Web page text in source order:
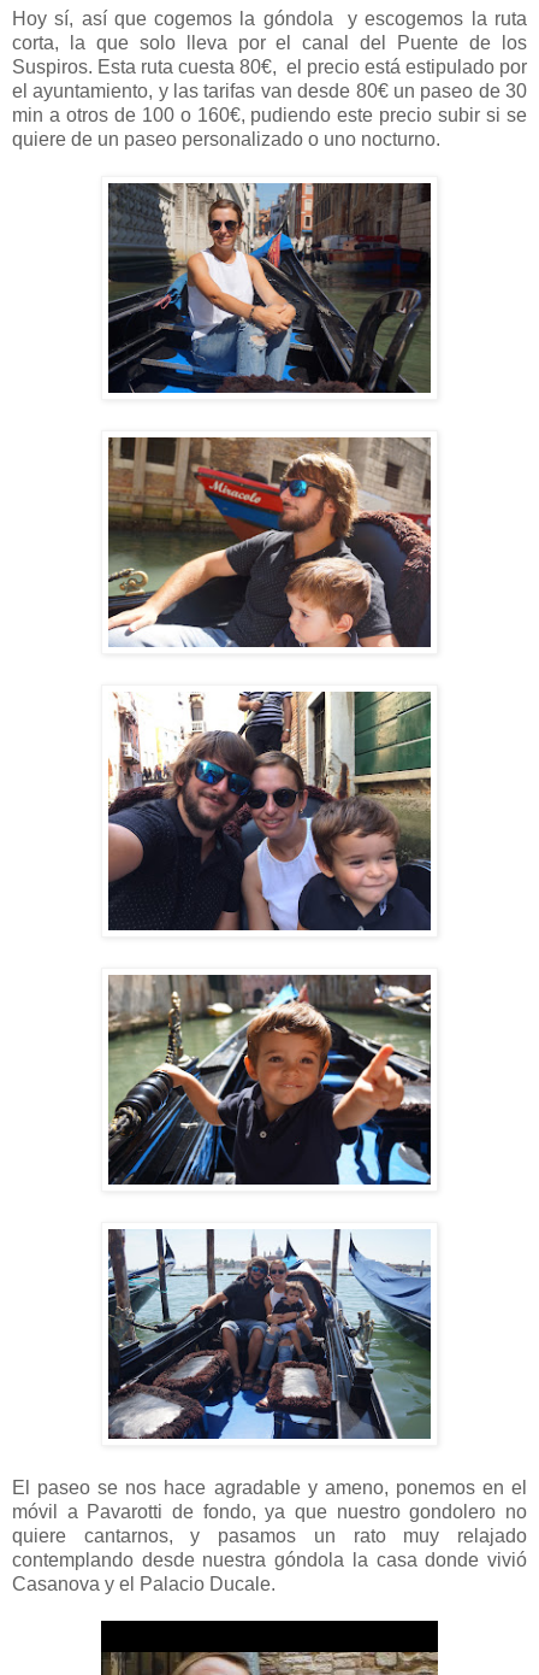
Hoy sí, así que cogemos la góndola y escogemos la ruta
corta, la que solo lleva por el canal del Puente de los
Suspiros. Esta ruta cuesta 80€, el precio está estipulado por
el ayuntamiento, y las tarifas van desde 80€ un paseo de 30
min a otros de 100 o 160€, pudiendo este precio subir si se
quiere de un paseo personalizado o uno nocturno.
El paseo se nos hace agradable y ameno, ponemos en el
móvil a Pavarotti de fondo, ya que nuestro gondolero no
quiere cantarnos, y pasamos un rato muy relajado
contemplando desde nuestra góndola la casa donde vivió
Casanova y el Palacio Ducale.